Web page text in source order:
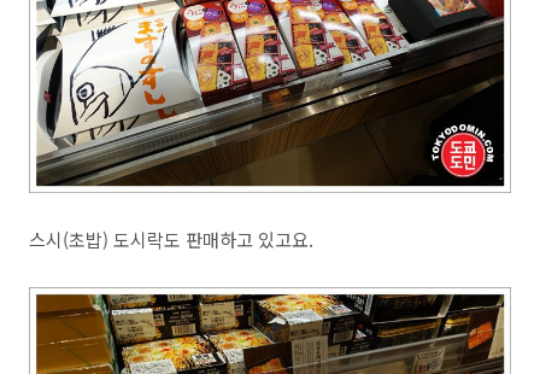
스시(초밥) 도시락도 판매하고 있고요.